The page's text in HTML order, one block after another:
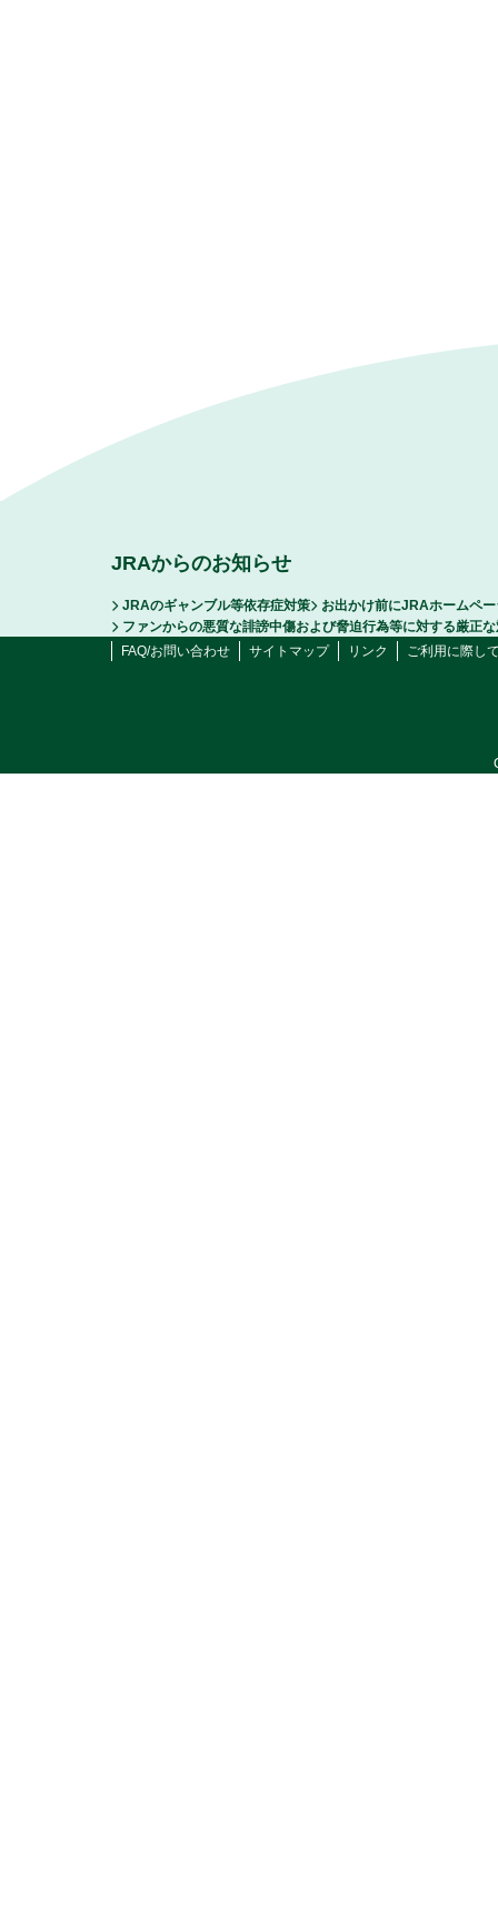
JRAからのお知らせ
JRAのギャンブル等依存症対策
お出かけ前にJRAホームペ
ファンからの悪質な誹謗中傷および脅迫行為等に対する厳正
FAQ/お問い合わせ
サイトマップ リンク ご利用に際し